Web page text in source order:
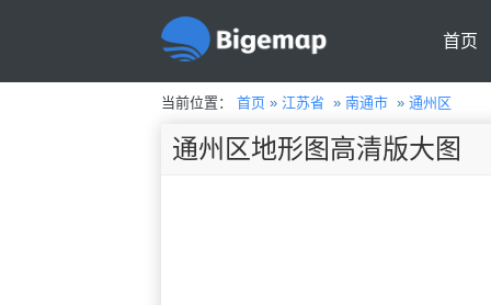
首页
当前位置： 首页» 江苏省 » 南通市» 通州区
通州区地形图高清版大图